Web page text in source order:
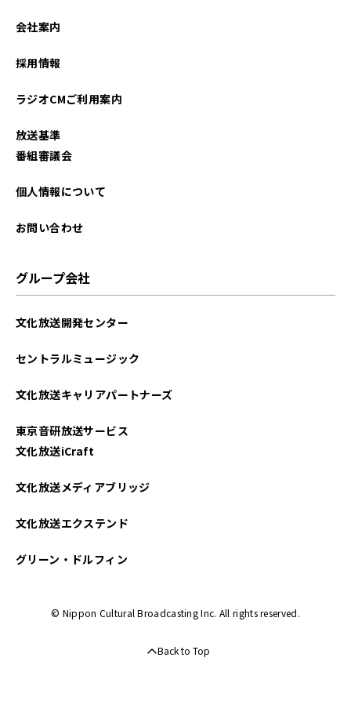
会社案内
採用情報
ラジオCMご利用案内
放送基準
番組審議会
個人情報について
お問い合わせ
グループ会社
文化放送開発センター
セントラルミュージック
文化放送キャリアパートナーズ
東京音研放送サービス
文化放送iCraft
文化放送メディアブリッジ
文化放送エクステンド
グリーン・ドルフィン
© Nippon Cultural Broadcasting Inc. All rights reserved.
Back to Top